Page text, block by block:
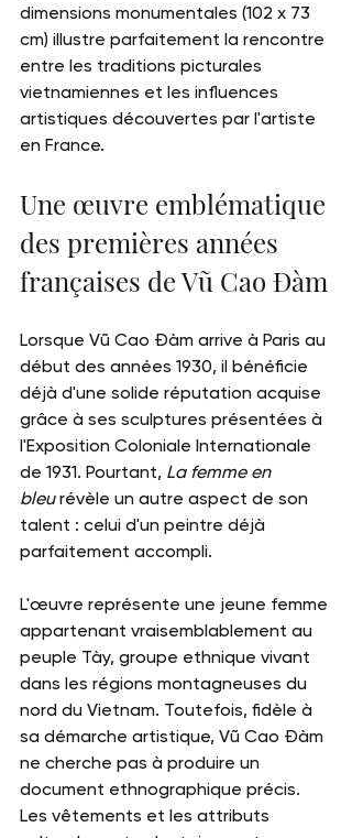
dimensions monumentales (102 x 73
cm) illustre parfaitement la rencontre
entre les traditions picturales
vietnamiennes et les influences
artistiques découvertes par l'artiste
en France.
Une œuvre emblématique
des premières années
françaises de Vũ Cao Đàm
Lorsque Vũ Cao Đàm arrive à Paris au
début des années 1930, il bénéficie
déjà d'une solide réputation acquise
grâce à ses sculptures présentées à
l'Exposition Coloniale Internationale
de 1931. Pourtant, La femme en
bleu révèle un autre aspect de son
talent : celui d'un peintre déjà
parfaitement accompli.
L'œuvre représente une jeune femme
appartenant vraisemblablement au
peuple Tày, groupe ethnique vivant
dans les régions montagneuses du
nord du Vietnam. Toutefois, fidèle à
sa démarche artistique, Vũ Cao Đàm
ne cherche pas à produire un
document ethnographique précis.
Les vêtements et les attributs